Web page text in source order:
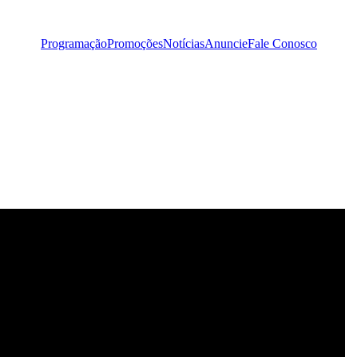
ProgramaçãoPromoçõesNotíciasAnuncieFale Conosco